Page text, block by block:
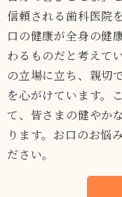
信頼される歯科医院
口の健康が全身の健
わるものだと考えて
の立場に立ち、親切
を心がけています。
て、皆さまの健やか
ります。お口のお悩
ださい。